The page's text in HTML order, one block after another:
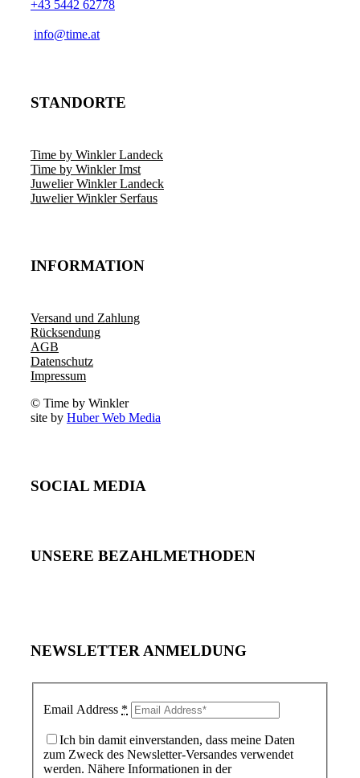
+43 5442 62778
­info@time.at
STANDORTE
Time by Winkler Landeck
Time by Winkler Imst
Juwelier Winkler Landeck
Juwelier Winkler Serfaus
INFORMATION
Versand und Zahlung
Rücksendung
AGB
Datenschutz
Impressum
© Time by Winkler
site by Huber Web Media
SOCIAL MEDIA
UNSERE BEZAHLMETHODEN
NEWSLETTER ANMELDUNG
Email Address *
Ich bin damit einverstanden, dass meine Daten
zum Zweck des Newsletter-Versandes verwendet
werden. Nähere Informationen in der